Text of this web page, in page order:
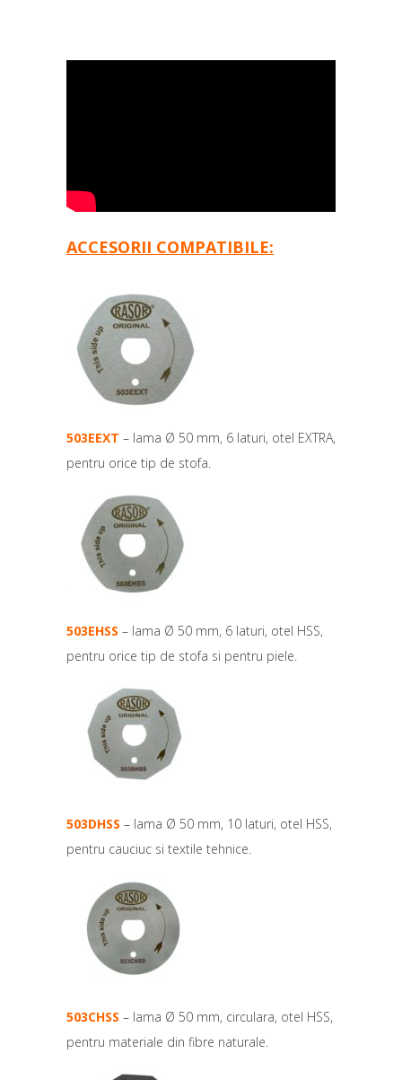
ACCESORII COMPATIBILE:
503EEXT – lama Ø 50 mm, 6 laturi, otel EXTRA,
pentru orice tip de stofa.
503EHSS – lama Ø 50 mm, 6 laturi, otel HSS,
pentru orice tip de stofa si pentru piele.
503DHSS – lama Ø 50 mm, 10 laturi, otel HSS,
pentru cauciuc si textile tehnice.
503CHSS – lama Ø 50 mm, circulara, otel HSS,
pentru materiale din fibre naturale.